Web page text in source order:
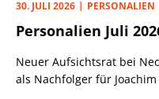
30. JULI 2026 PERSONALIEN
Personalien Juli
Neuer Aufsichtsrat bei
als Nachfolger für Joachim